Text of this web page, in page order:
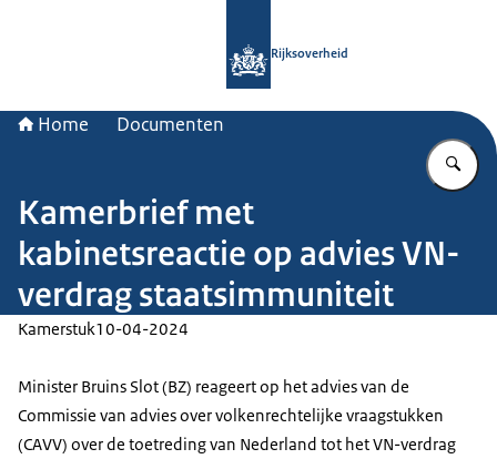
Rijksoverheid
Home Documenten
Kamerbrief met
kabinetsreactie op advies VN-
verdrag staatsimmuniteit
Kamerstuk10-04-2024
Minister Bruins Slot (BZ) reageert op het advies van de
Commissie van advies over volkenrechtelijke vraagstukken
(CAVV) over de toetreding van Nederland tot het VN-verdrag